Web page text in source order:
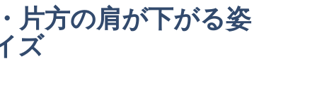
片方の肩が下がる姿
ズ